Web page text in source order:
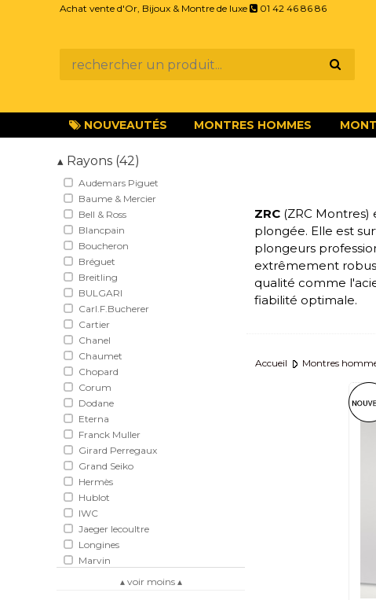
Achat vente d'Or, Bijoux & Montre de luxe 01 42 46 86 86
NOUVEAUTÉS MONTRES HOMMES
▴ Rayons (42)
Audemars Piguet
Baume & Mercier
Bell & Ross
Blancpain
Boucheron
Bréguet
Breitling
BULGARI
Carl.F.Bucherer
Cartier
Chanel
Chaumet
Chopard
Corum
Dodane
Eterna
Franck Muller
Girard Perregaux
Grand Seiko
Hermès
Hublot
IWC
Jaeger lecoultre
Longines
Marvin
▴ voir moins ▴
ZRC (ZRC
plongée. Elle est
plongeurs
extrêmement
qualité comme
fiabilité optimale.
Accueil Montres